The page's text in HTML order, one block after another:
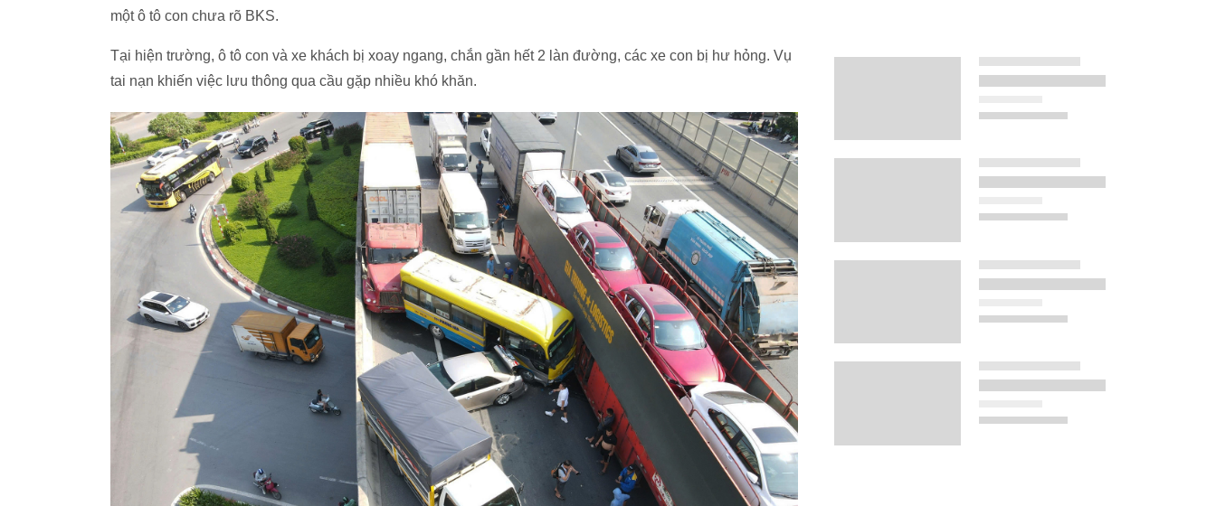
một ô tô con chưa rõ BKS.
Tại hiện trường, ô tô con và xe khách bị xoay ngang, chắn gần hết 2 làn đường, các xe con bị hư hỏng. Vụ
tai nạn khiến việc lưu thông qua cầu gặp nhiều khó khăn.